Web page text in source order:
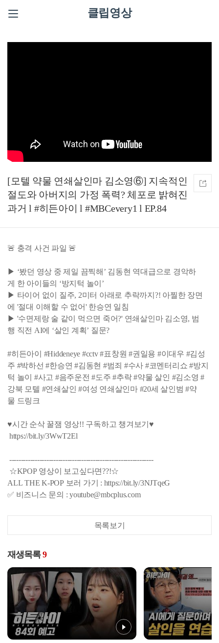
클립영상
[모텔 약물 연쇄살인마 김소영⑥] 지속적인
절도와 아버지의 가정 폭력? 체포로 밝혀진
과거 l #히든아이 l #MBCevery1 l EP.84
🚨 충격 사건 파일 🚨
▶ ‘봤던 영상 중 제일 끔찍해’ 김동현 역대급으로 경악하
게 한 아이들의 ‘방지턱 놀이’
▶ 타이어 없이 질주, 2미터 아래로 추락까지?! 아찔한 장면
에 '절대 이해할 수 없어' 한승연 일침
▶ '수면제랑 술 같이 먹으면 죽어?' 연쇄살인마 김소영, 범
행 직전 AI에 ‘살인 계획’ 질문?
#히든아이 #Hiddeneye #cctv #표창원 #권일용 #이대우 #김성
주 #박하선 #한승연 #김동현 #범죄 #수사 #코멘터리쇼 #방지
턱 놀이 #사고 #음주운전 #도주 #추락 #약물 살인 #김소영 #
강북 모텔 #연쇄살인 #여성 연쇄살인마 #20세 살인범 #약
물 드링크
♥시간 순삭 꿀잼 영상!! 구독하고 챙겨보기♥
https://bit.ly/3WwT2El
--------------------------------------------------------------
☆KPOP 영상이 보고싶다면??!☆
ALL THE K-POP 보러 가기 : https://bit.ly/3NJTqeG
✅ 비즈니스 문의 : youtube@mbcplus.com
목록보기
재생목록9